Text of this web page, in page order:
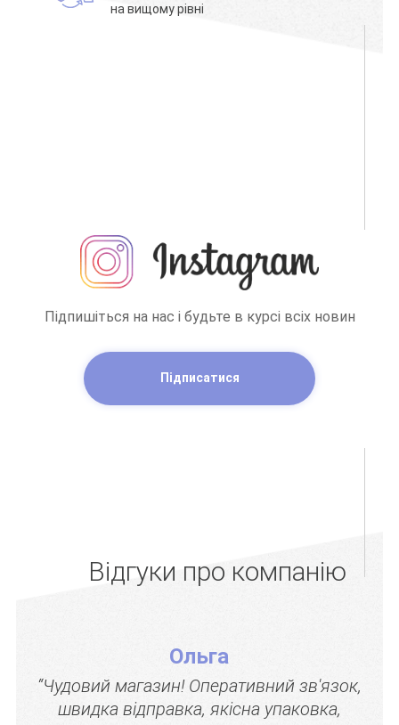
на вищому рівні
Підпишіться на нас і будьте в курсі всіх новин
Підписатися
Відгуки про компанію
Ольга
“Чудовий магазин! Оперативний зв'язок,
швидка відправка, якісна упаковка,